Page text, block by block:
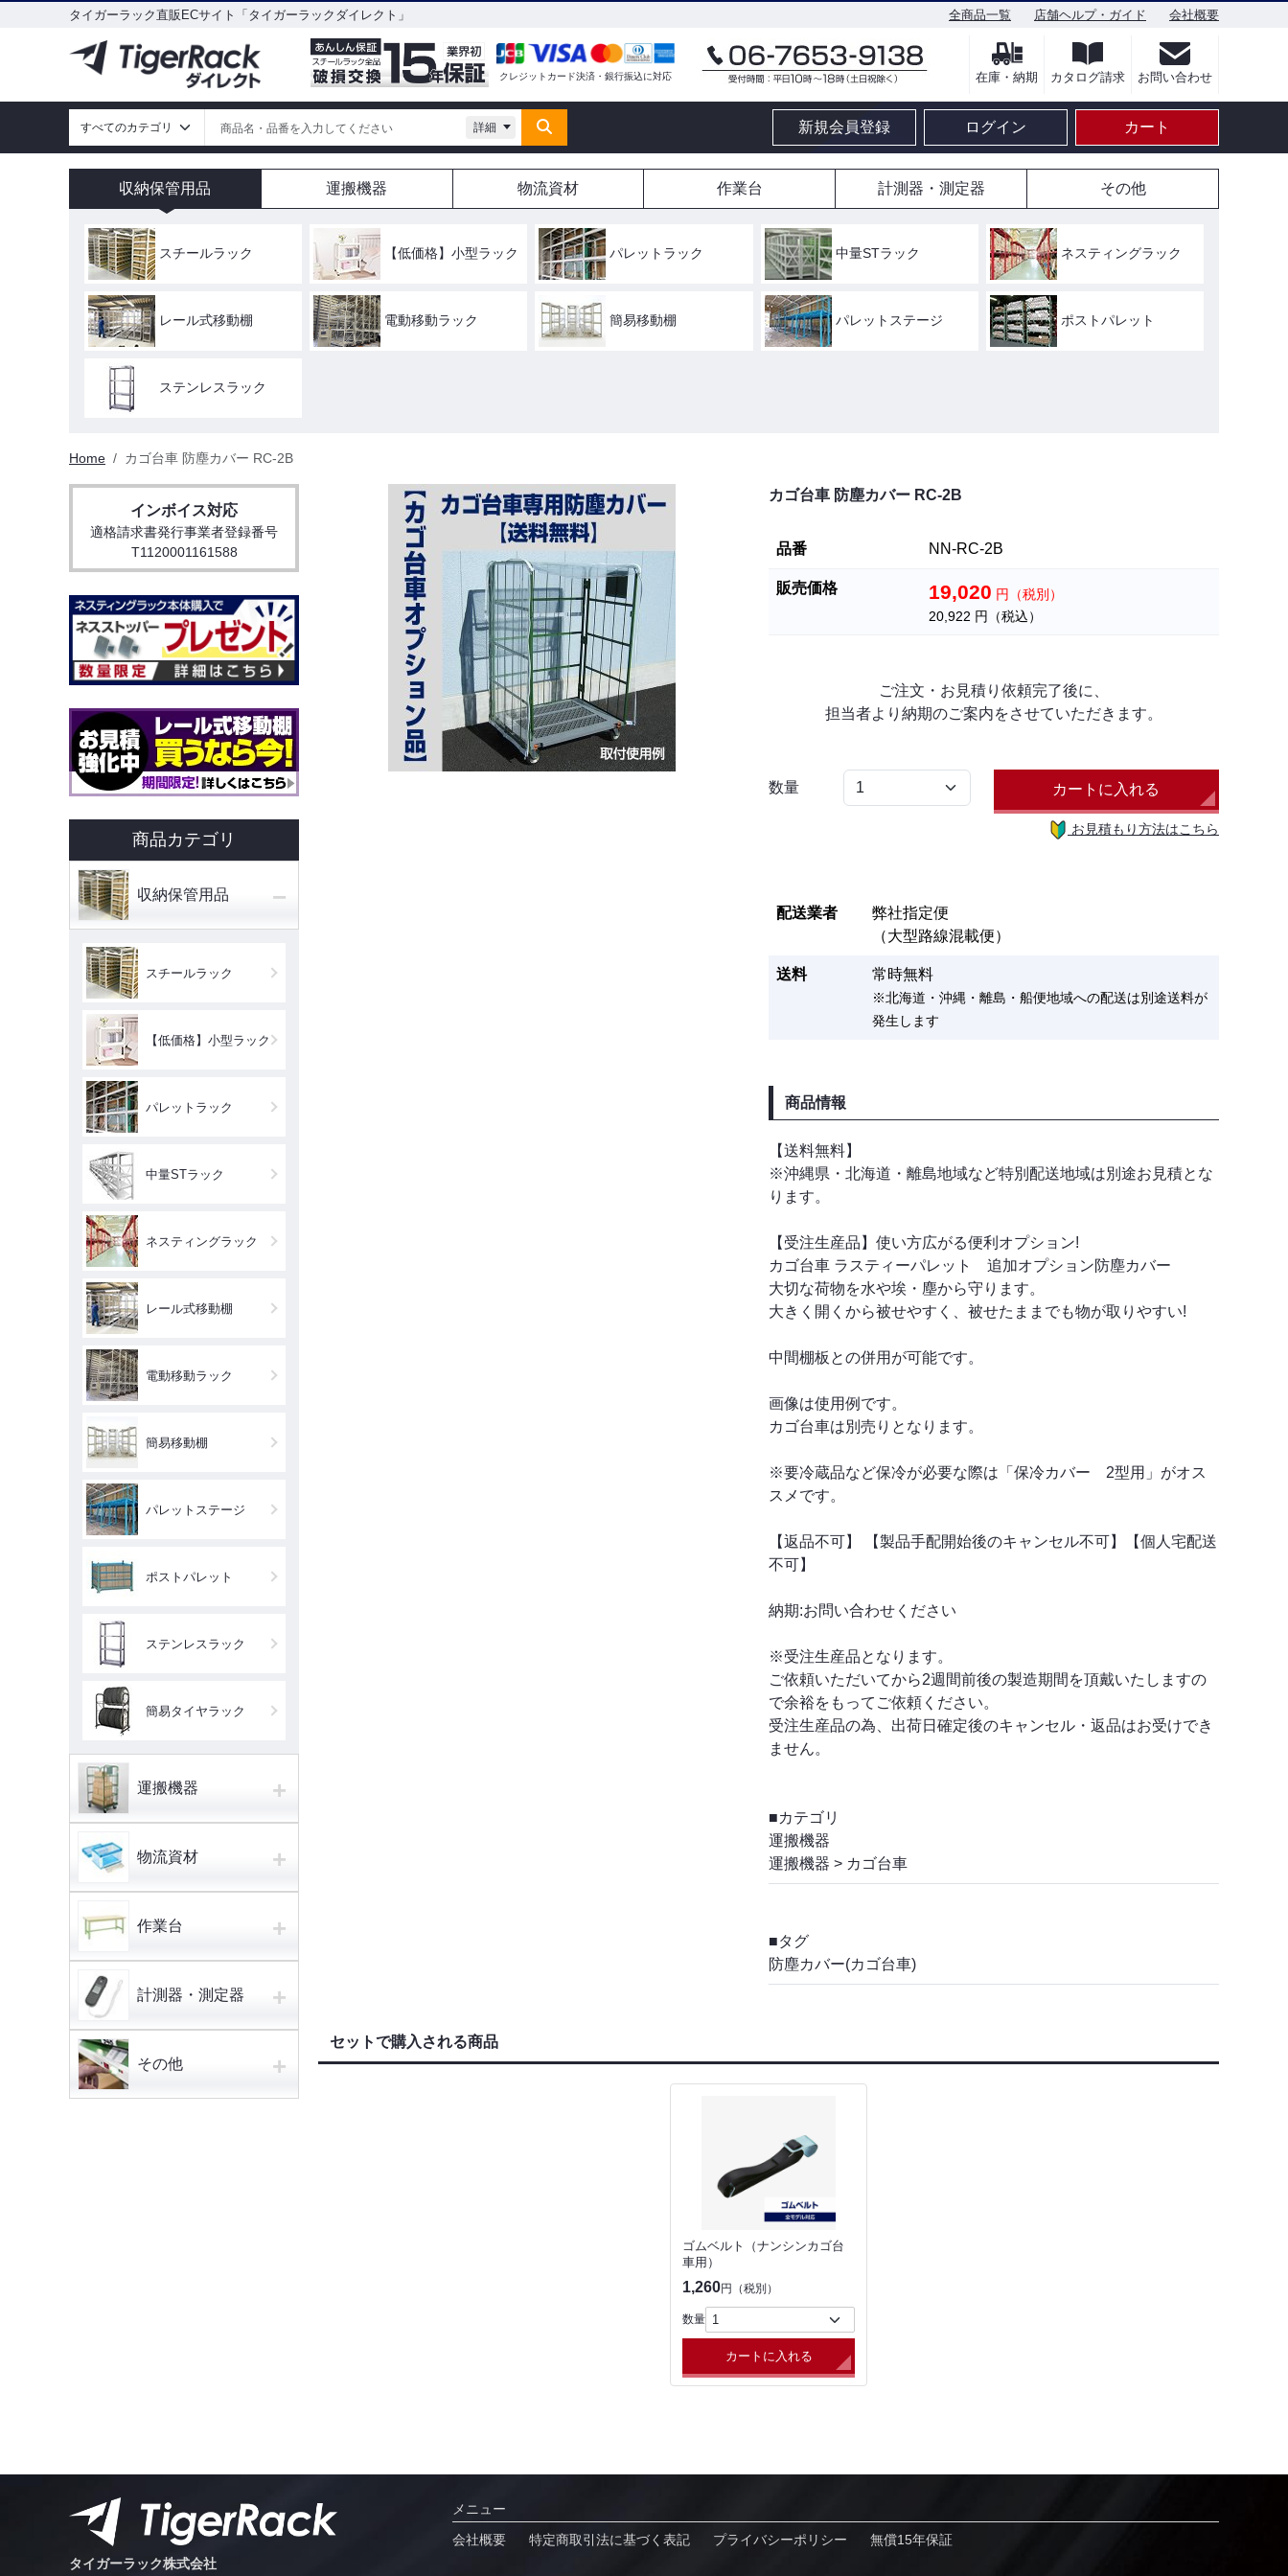
タイガーラック直販ECサイト「タイガーラックダイレクト」 全商品一覧 店舗ヘルプ・ガイド 会社概要
クレジットカード決済・銀行振込に対応 在庫・納期 カタログ請求 お問い合わせ
詳細 新規会員登録 ログイン カート
収納保管用品 運搬機器 物流資材 作業台 計測器・測定器 その他
スチールラック 【低価格】小型ラック パレットラック 中量STラック ネスティングラック
レール式移動棚 電動移動ラック 簡易移動棚 パレットステージ ポストパレット
ステンレスラック
Home カゴ台車 防塵カバー RC-2B
カゴ台車 防塵カバー RC-2B
品番 NN-RC-2B
販売価格 19,020 円（税別）
20,922 円（税込）
ご注文・お見積り依頼完了後に、
担当者より納期のご案内をさせていただきます。
数量 カートに入れる
お見積もり方法はこちら
配送業者
弊社指定便
（大型路線混載便）
送料 常時無料
※北海道・沖縄・離島・船便地域への配送は別途送料が
発生します
商品情報
【送料無料】
※沖縄県・北海道・離島地域など特別配送地域は別途お見積とな
ります。
【受注生産品】使い方広がる便利オプション!
カゴ台車 ラスティーパレット 追加オプション防塵カバー
大切な荷物を水や埃・塵から守ります。
大きく開くから被せやすく、被せたままでも物が取りやすい!
中間棚板との併用が可能です。
画像は使用例です。
カゴ台車は別売りとなります。
※要冷蔵品など保冷が必要な際は「保冷カバー 2型用」がオス
スメです。
【返品不可】 【製品手配開始後のキャンセル不可】【個人宅配送
不可】
納期:お問い合わせください
※受注生産品となります。
ご依頼いただいてから2週間前後の製造期間を頂戴いたしますの
で余裕をもってご依頼ください。
受注生産品の為、出荷日確定後のキャンセル・返品はお受けでき
ません。
■カテゴリ
運搬機器
運搬機器 > カゴ台車
■タグ
防塵カバー(カゴ台車)
セットで購入される商品
ゴムベルト（ナンシンカゴ台
車用）
1,260円（税別）
数量
カートに入れる
インボイス対応
適格請求書発行事業者登録番号
T1120001161588
商品カテゴリ
収納保管用品 −
スチールラック
【低価格】小型ラック
パレットラック
中量STラック
ネスティングラック
レール式移動棚
電動移動ラック
簡易移動棚
パレットステージ
ポストパレット
ステンレスラック
簡易タイヤラック
運搬機器 +
物流資材 +
作業台 +
計測器・測定器 +
その他 +
タイガーラック株式会社
メニュー
会社概要
特定商取引法に基づく表記 プライバシーポリシー 無償15年保証